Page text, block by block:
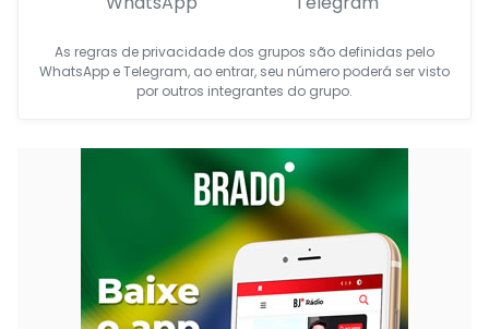
As regras de privacidade dos grupos são definidas pelo
WhatsApp e Telegram, ao entrar, seu número poderá ser visto
por outros integrantes do grupo.